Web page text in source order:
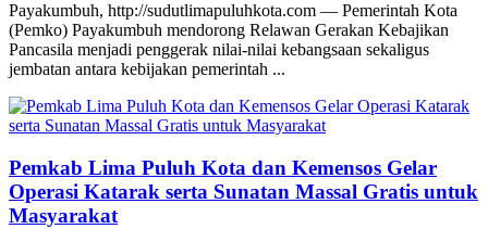
Payakumbuh, http://sudutlimapuluhkota.com — Pemerintah Kota
(Pemko) Payakumbuh mendorong Relawan Gerakan Kebajikan
Pancasila menjadi penggerak nilai-nilai kebangsaan sekaligus
jembatan antara kebijakan pemerintah ...
Pemkab Lima Puluh Kota dan Kemensos Gelar
Operasi Katarak serta Sunatan Massal Gratis untuk
Masyarakat